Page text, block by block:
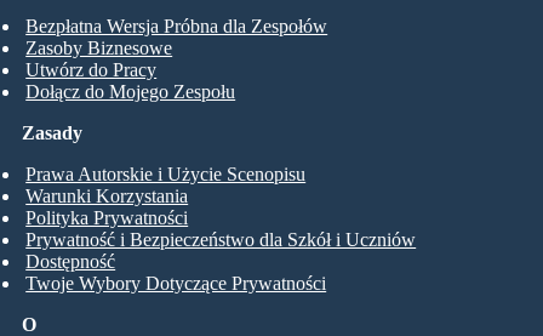
Bezpłatna Wersja Próbna dla Zespołów
Zasoby Biznesowe
Utwórz do Pracy
Dołącz do Mojego Zespołu
O
Zasady
Prawa Autorskie i Użycie Scenopisu
Warunki Korzystania
Polityka Prywatności
Prywatność i Bezpieczeństwo dla Szkół i Uczniów
Dostępność
Twoje Wybory Dotyczące Prywatności